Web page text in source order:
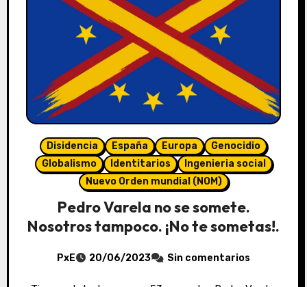
Disidencia España Europa
Genocidio
Globalismo
Identitarios
Ingenieria social
Nuevo Orden mundial (NOM)
Pedro Varela no se somete.
Nosotros tampoco. ¡No te sometas!.
PxE 20/06/2023 Sin comentarios